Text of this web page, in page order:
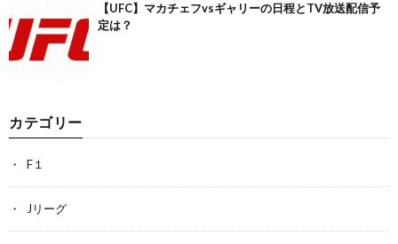
【UFC】マカチェフvsギャリーの日程とTV放送配信予
定は？
カテゴリー
F１
Jリーグ